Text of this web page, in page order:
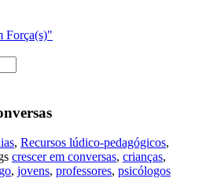
Força(s)"
, Recursos lúdico-pedagógicos,
crescer em conversas, crianças,
, jovens, professores, psicólogos